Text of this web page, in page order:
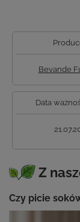
Bevande
Data
Z
Czy picie